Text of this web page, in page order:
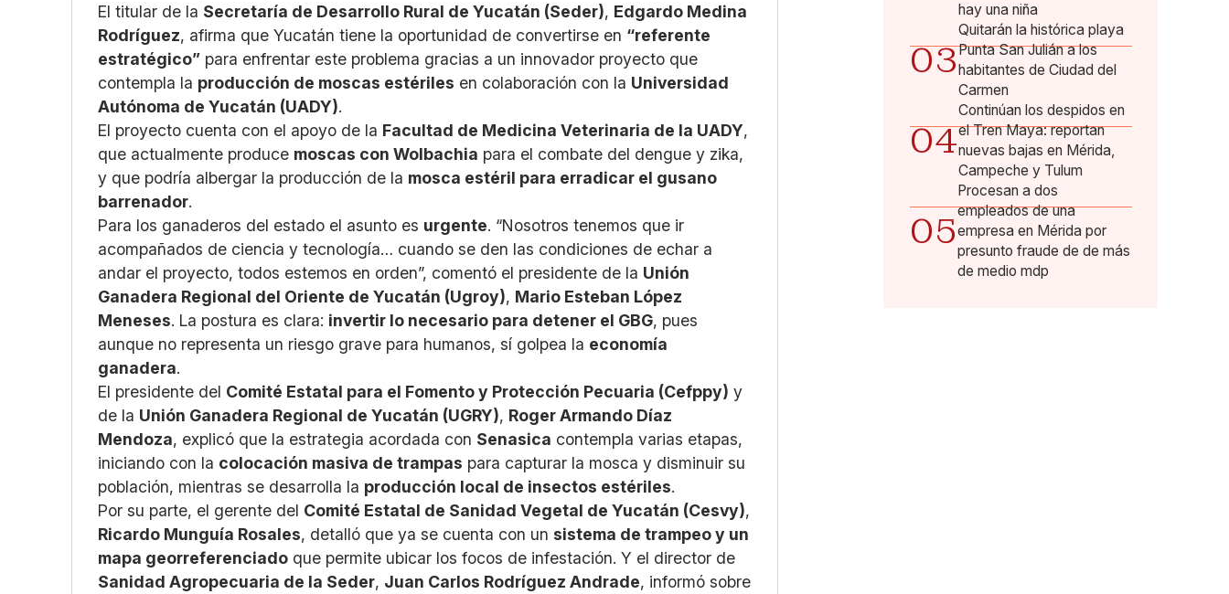
El titular de la Secretaría de Desarrollo Rural de Yucatán (Seder), Edgardo Medina
Rodríguez, afirma que Yucatán tiene la oportunidad de convertirse en “referente
estratégico” para enfrentar este problema gracias a un innovador proyecto que
contempla la producción de moscas estériles en colaboración con la Universidad
Autónoma de Yucatán (UADY).
El proyecto cuenta con el apoyo de la Facultad de Medicina Veterinaria de la UADY,
que actualmente produce moscas con Wolbachia para el combate del dengue y zika,
y que podría albergar la producción de la mosca estéril para erradicar el gusano
barrenador.
Para los ganaderos del estado el asunto es urgente. “Nosotros tenemos que ir
acompañados de ciencia y tecnología… cuando se den las condiciones de echar a
andar el proyecto, todos estemos en orden”, comentó el presidente de la Unión
Ganadera Regional del Oriente de Yucatán (Ugroy), Mario Esteban López
Meneses. La postura es clara: invertir lo necesario para detener el GBG, pues
aunque no representa un riesgo grave para humanos, sí golpea la economía
ganadera.
El presidente del Comité Estatal para el Fomento y Protección Pecuaria (Cefppy) y
de la Unión Ganadera Regional de Yucatán (UGRY), Roger Armando Díaz
Mendoza, explicó que la estrategia acordada con Senasica contempla varias etapas,
iniciando con la colocación masiva de trampas para capturar la mosca y disminuir su
población, mientras se desarrolla la producción local de insectos estériles.
Por su parte, el gerente del Comité Estatal de Sanidad Vegetal de Yucatán (Cesvy),
Ricardo Munguía Rosales, detalló que ya se cuenta con un sistema de trampeo y un
mapa georreferenciado que permite ubicar los focos de infestación. Y el director de
Sanidad Agropecuaria de la Seder, Juan Carlos Rodríguez Andrade, informó sobre
hay una niña
03
Quitarán la histórica playa
Punta San Julián a los
habitantes de Ciudad del
Carmen
04
Continúan los despidos en
el Tren Maya: reportan
nuevas bajas en Mérida,
Campeche y Tulum
05
Procesan a dos
empleados de una
empresa en Mérida por
presunto fraude de de más
de medio mdp